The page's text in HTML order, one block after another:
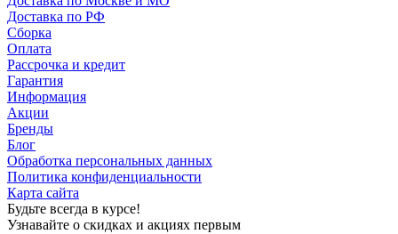
Доставка по РФ
Сборка
Оплата
Рассрочка и кредит
Гарантия
Информация
Акции
Бренды
Блог
Обработка персональных данных
Политика конфиденциальности
Карта сайта
Будьте всегда в курсе!
Узнавайте о скидках и акциях первым